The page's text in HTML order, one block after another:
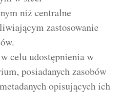
niż centralne
zastosowanie
celu udostępnienia w
posiadanych zasobów
opisujących ich